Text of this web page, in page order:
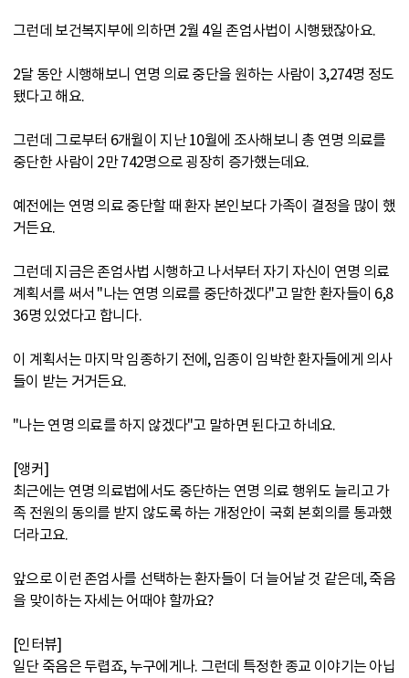
그런데 보건복지부에 의하면 2월 4일 존엄사법이 시행됐잖아요.
2달 동안 시행해보니 연명 의료 중단을 원하는 사람이 3,274명 정도
됐다고 해요.
그런데 그로부터 6개월이 지난 10월에 조사해보니 총 연명 의료를
중단한 사람이 2만 742명으로 굉장히 증가했는데요.
예전에는 연명 의료 중단할 때 환자 본인보다 가족이 결정을 많이 했
거든요.
그런데 지금은 존엄사법 시행하고 나서부터 자기 자신이 연명 의료
계획서를 써서 "나는 연명 의료를 중단하겠다"고 말한 환자들이 6,8
36명 있었다고 합니다.
이 계획서는 마지막 임종하기 전에, 임종이 임박한 환자들에게 의사
들이 받는 거거든요.
"나는 연명 의료를 하지 않겠다"고 말하면 된다고 하네요.
[앵커]
최근에는 연명 의료법에서도 중단하는 연명 의료 행위도 늘리고 가
족 전원의 동의를 받지 않도록 하는 개정안이 국회 본회의를 통과했
더라고요.
앞으로 이런 존엄사를 선택하는 환자들이 더 늘어날 것 같은데, 죽음
을 맞이하는 자세는 어때야 할까요?
[인터뷰]
일단 죽음은 두렵죠, 누구에게나. 그런데 특정한 종교 이야기는 아닙